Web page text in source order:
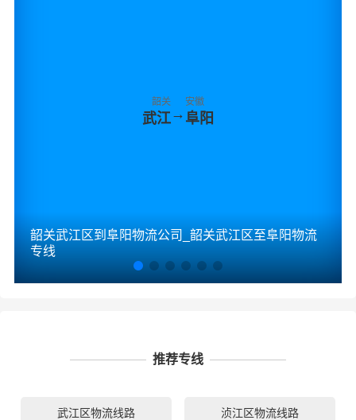
韶关
武江→
安徽
阜阳
韶关武江区到阜阳物流公司_韶关武江区至阜阳物流
专线
推荐专线
武江区物流线路 浈江区物流线路